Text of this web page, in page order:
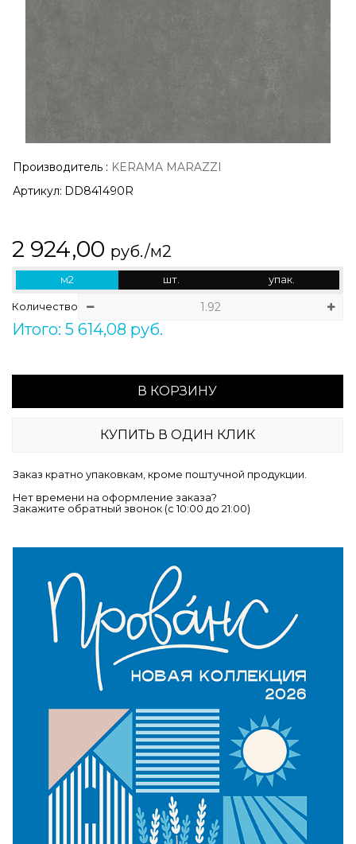
Производитель : KERAMA MARAZZI
Артикул: DD841490R
2 924,00 руб./м2
м2 шт. упак.
Количество
Итого: 5 614,08 руб.
В КОРЗИНУ
КУПИТЬ В ОДИН КЛИК
Заказ кратно упаковкам, кроме поштучной продукции.
Нет времени на оформление заказа?
Закажите обратный звонок (c 10:00 до 21:00)